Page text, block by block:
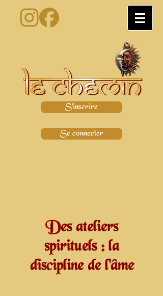
S'inscrire
Se connecter
Des ateliers
spirituels : la
discipline de l'âme